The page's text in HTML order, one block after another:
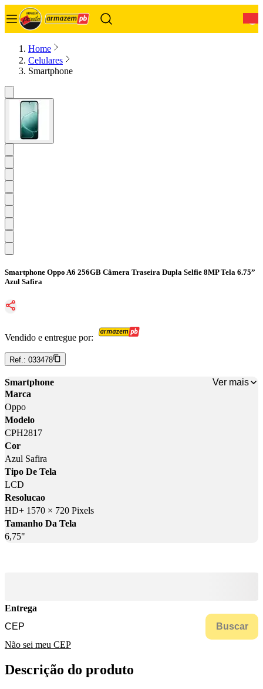
Home
Celulares
Smartphone
Smartphone Oppo A6 256GB Câmera Traseira Dupla Selfie 8MP Tela 6.75”
Azul Safira
Vendido e entregue por:
Ref.: 033478
Smartphone
Ver mais
Marca
Oppo
Modelo
CPH2817
Cor
Azul Safira
Tipo De Tela
LCD
Resolucao
HD+ 1570 × 720 Pixels
Tamanho Da Tela
6,75"
Entrega
Buscar
Não sei meu CEP
Descrição do produto